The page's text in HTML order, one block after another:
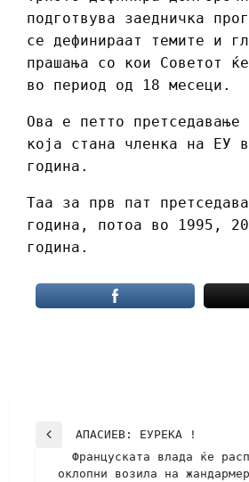
подготвува заедничка
се дефинираат темите и
прашања со кои Советот
во период од 18 месеци.
Ова е петто претседавање
која стана членка на ЕУ
година.
Таа за прв пат
година, потоа во 1995,
година.
АПАСИЕВ: ЕУРЕКА !
Француската влада ќе
оклопни возила на